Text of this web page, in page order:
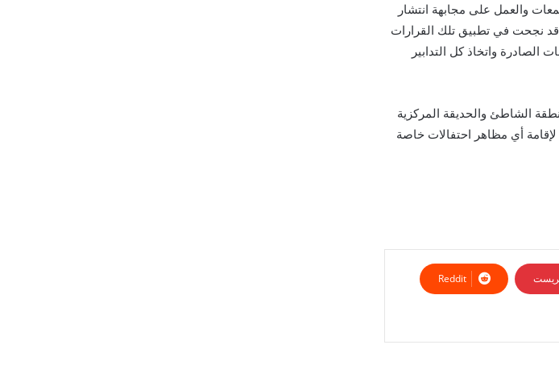
والعمل على مجابهة انتشار
قد نجحت في تطبيق تلك القرارات
الصادرة واتخاذ كل التدابير
الشاطئ والحديقة المركزية
أي مظاهر احتفالات خاصة